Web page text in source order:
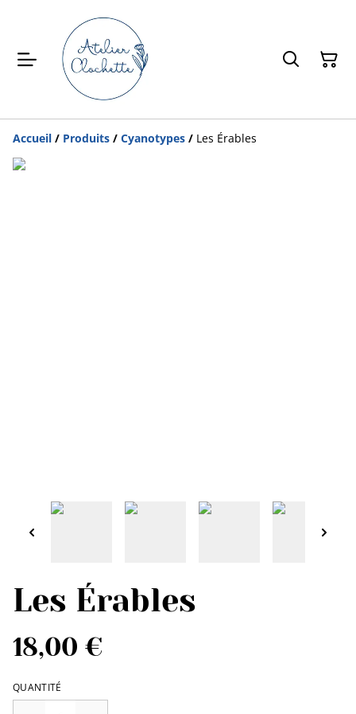
Accueil / Produits / Cyanotypes / Les Érables
Les Érables
18,00 €
QUANTITÉ